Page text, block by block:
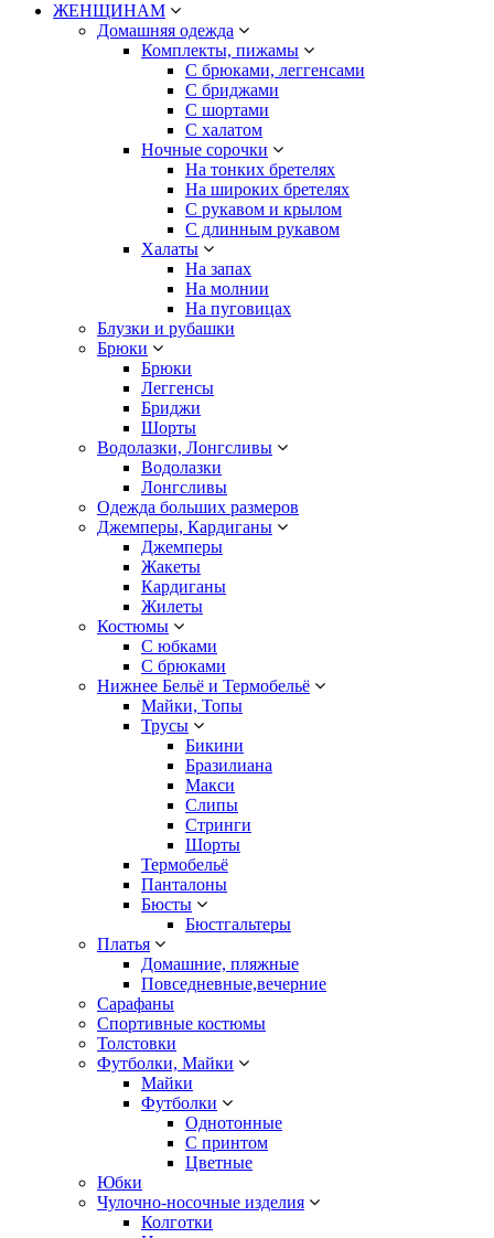
ЖЕНЩИНАМ
Домашняя одежда
Комплекты, пижамы
С брюками, леггенсами
С бриджами
С шортами
С халатом
Ночные сорочки
На тонких бретелях
На широких бретелях
С рукавом и крылом
С длинным рукавом
Халаты
На запах
На молнии
На пуговицах
Блузки и рубашки
Брюки
Брюки
Леггенсы
Бриджи
Шорты
Водолазки, Лонгсливы
Водолазки
Лонгсливы
Одежда больших размеров
Джемперы, Кардиганы
Джемперы
Жакеты
Кардиганы
Жилеты
Костюмы
С юбками
С брюками
Нижнее Бельё и Термобельё
Майки, Топы
Трусы
Бикини
Бразилиана
Макси
Слипы
Стринги
Шорты
Термобельё
Панталоны
Бюсты
Бюстгальтеры
Платья
Домашние, пляжные
Повседневные,вечерние
Сарафаны
Спортивные костюмы
Толстовки
Футболки, Майки
Майки
Футболки
Однотонные
С принтом
Цветные
Юбки
Чулочно-носочные изделия
Колготки